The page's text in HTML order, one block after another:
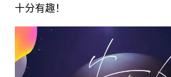
十分有趣！